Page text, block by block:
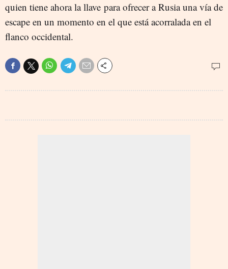
quien tiene ahora la llave para ofrecer a Rusia una vía de
escape en un momento en el que está acorralada en el
flanco occidental.